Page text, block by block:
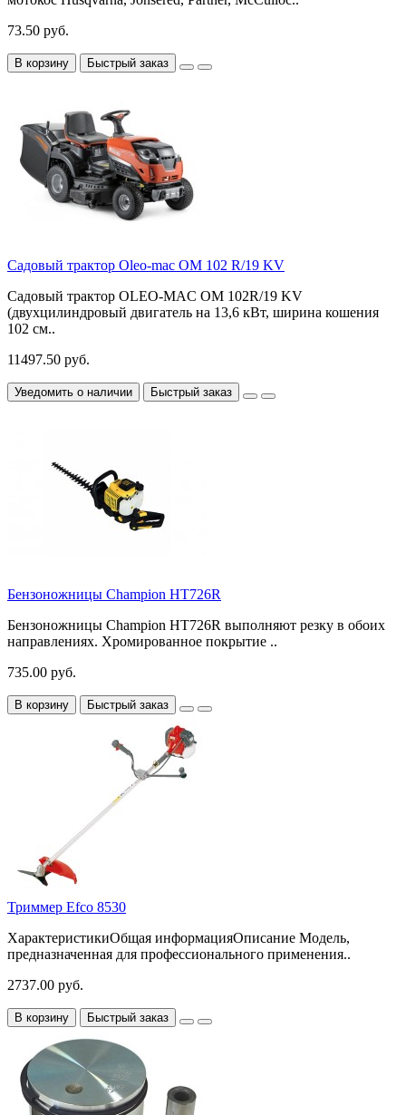
73.50 руб.
В корзину Быстрый заказ
Садовый трактор Oleo-mac OM 102 R/19 KV
Садовый трактор OLEO-MAC OM 102R/19 KV
(двухцилиндровый двигатель на 13,6 кВт, ширина кошения
102 см..
11497.50 руб.
Уведомить о наличии Быстрый заказ
Бензоножницы Champion HT726R
Бензоножницы Champion HT726R выполняют резку в обоих
направлениях. Хромированное покрытие ..
735.00 руб.
В корзину Быстрый заказ
Триммер Efco 8530
ХарактеристикиОбщая информацияОписание Модель,
предназначенная для профессионального применения..
2737.00 руб.
В корзину Быстрый заказ